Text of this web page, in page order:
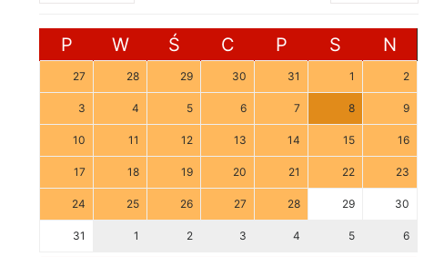
P W Ś C P S N
27 28 29 30 31 1 2
3 4 5 6 7 8 9
10 11 12 13 14 15 16
17 18 19 20 21 22 23
24 25 26 27 28 29 30
31 1 2 3 4 5 6